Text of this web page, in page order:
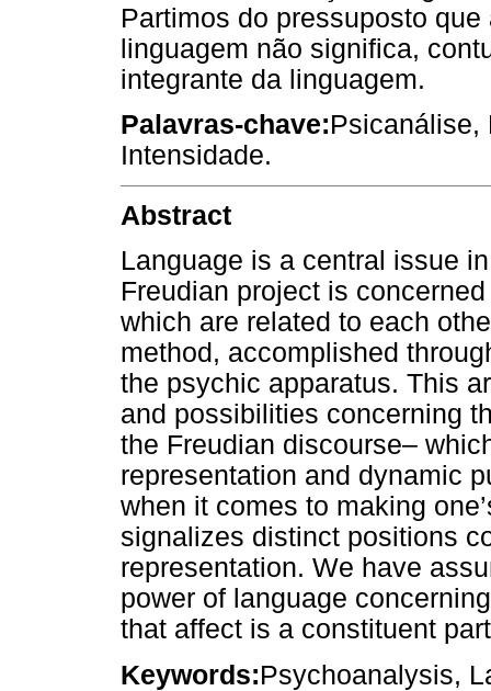
Partimos do pressuposto
linguagem não significa,
integrante da linguagem.
Palavras-chave:Psicanálise,
Intensidade.
Abstract
Language is a central issue
Freudian project is
which are related to each
method, accomplished
the psychic apparatus. This
and possibilities concerning
the Freudian discourse–
representation and dynamic
when it comes to making
signalizes distinct positions
representation. We have
power of language
that affect is a constituent
Keywords:Psychoanalysis,